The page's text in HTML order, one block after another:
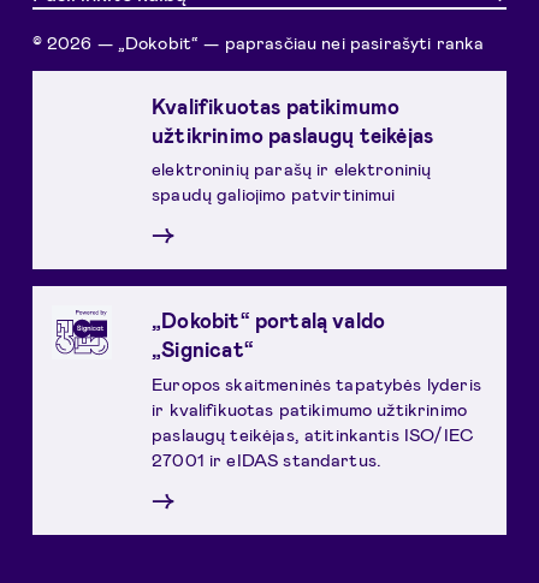
© 2026 — „Dokobit“ — paprasčiau nei pasirašyti ranka
Kvalifikuotas patikimumo
užtikrinimo paslaugų teikėjas
elektroninių parašų ir elektroninių
spaudų galiojimo patvirtinimui
→
„Dokobit“ portalą valdo
„Signicat“
Europos skaitmeninės tapatybės lyderis
ir kvalifikuotas patikimumo užtikrinimo
paslaugų teikėjas, atitinkantis ISO/IEC
27001 ir eIDAS standartus.
→